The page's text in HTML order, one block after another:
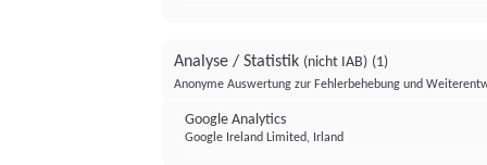
Analyse / Statistik (nicht IAB) (1)
Anonyme Auswertung zur Fehlerbehebung und
Google Analytics
Google Ireland Limited, Irland